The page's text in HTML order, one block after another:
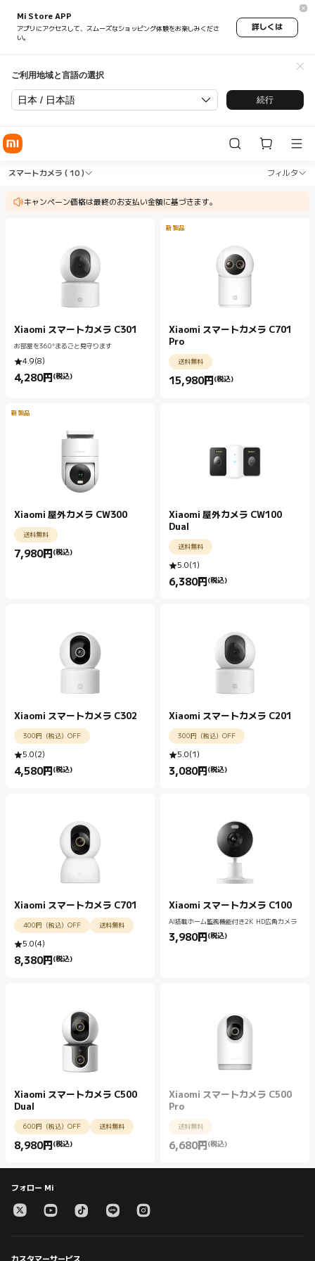
Mi Store APP
アプリにアクセスして、スムーズなショッピング体験をお楽しみくださ
い。
詳しくは
ご利用地域と言語の選択
日本 / 日本語 続行
Shop セキュリティー スマート
スマートカメラ ( 10 ) フィルタ
キャンペーン価格は最終のお支払い金額に基づきます。
Shop セキュリティー スマートカメラ in
Xiaomi スマートカメラ C301
お部屋を360°まるごと見守ります
4.9(8)
4,280円 (税込)
Current Price 円4280.00
新製品
Xiaomi スマートカメラ C701
Pro
送料無料
15,980円 (税込)
Current Price 円15980.00
新製品
Xiaomi 屋外カメラ CW300
送料無料
7,980円 (税込)
Current Price 円7980.00
Xiaomi 屋外カメラ CW100
Dual
送料無料
5.0(1)
6,380円 (税込)
Current Price 円6380.00
Xiaomi スマートカメラ C302
300円（税込）OFF
5.0(2)
4,580円 (税込)
Current Price 円4580.00
Xiaomi スマートカメラ C201
300円（税込）OFF
5.0(1)
3,080円 (税込)
Current Price 円3080.00
Xiaomi スマートカメラ C701
400円（税込）OFF 送料無料
5.0(4)
8,380円 (税込)
Current Price 円8380.00
Xiaomi スマートカメラ C100
AI搭載ホーム監視機能付き2K HD広角カメラ
3,980円 (税込)
Current Price 円3980.00
Xiaomi スマートカメラ C500
Dual
600円（税込）OFF 送料無料
8,980円 (税込)
Current Price 円8980.00
Xiaomi スマートカメラ C500
Pro
送料無料
6,680円 (税込)
Current Price 円6680.00
フォロー Mi
カスタマーサービス